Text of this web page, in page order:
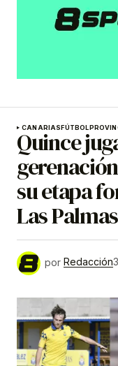
CANARIASFÚTBOL
Quince
su etapa
Las Palmas
por Redacción